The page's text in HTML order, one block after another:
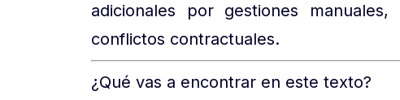
adicionales por gestiones
conflictos contractuales.
¿Qué vas a encontrar en este texto?